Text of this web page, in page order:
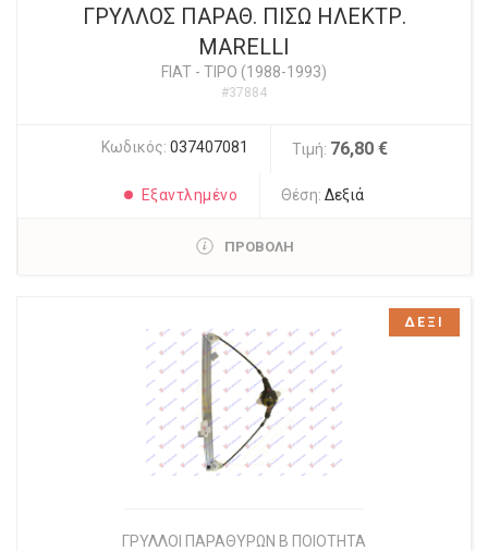
ΓΡΥΛΛΟΣ ΠΑΡΑΘ. ΠΙΣΩ ΗΛΕΚΤΡ.
MARELLI
FIAT - TIPO (1988-1993)
#37884
Κωδικός: 037407081 Τιμή: 76,80 €
Εξαντλημένο Θέση:Δεξιά
ΠΡΟΒΟΛΗ
ΓΡΥΛΛΟΙ ΠΑΡΑΘΥΡΩΝ Β ΠΟΙΟΤΗΤΑ
ΔΕΞΙ